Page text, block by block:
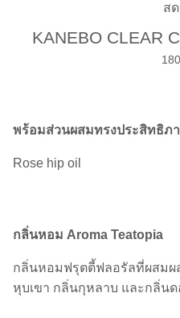
ส
KANEBO CLEAR
พร้อมส่วนผสมทรงประสิทธิภ
Rose hip oil
กลิ่นหอม Aroma Teatopia
กลิ่นหอมฟรุตตี้ฟลอรัลที่ผสมผ
หุบเขา กลิ่นกุหลาบ และกลิ่นด